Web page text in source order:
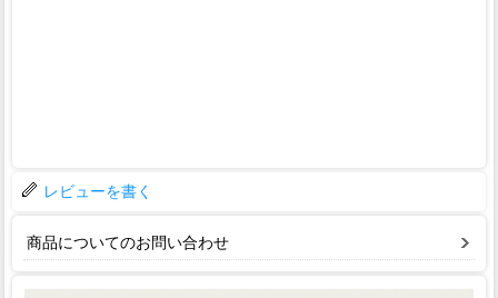
レビューを書く
商品についてのお問い合わせ